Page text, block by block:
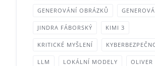
GENEROVÁNÍ OBRÁZKŮ
JINDRA FÁBORSKÝ KIMI 3
KRITICKÉ MYŠLENÍ
LLM LOKÁLNÍ MODELY OLIVER